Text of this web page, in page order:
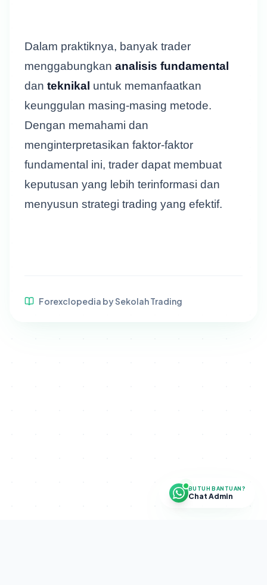
Dalam praktiknya, banyak trader
menggabungkan analisis fundamental
dan teknikal untuk memanfaatkan
keunggulan masing-masing metode.
Dengan memahami dan
menginterpretasikan faktor-faktor
fundamental ini, trader dapat membuat
keputusan yang lebih terinformasi dan
menyusun strategi trading yang efektif.
Forexclopedia by Sekolah Trading
BUTUH BANTUAN?
Chat Admin